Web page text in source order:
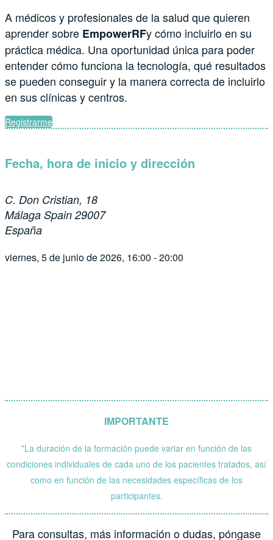
A médicos y profesionales de la salud que quieren
aprender sobre EmpowerRFy cómo incluirlo en su
práctica médica. Una oportunidad única para poder
entender cómo funciona la tecnología, qué resultados
se pueden conseguir y la manera correcta de incluirlo
en sus clínicas y centros.
Registrarme
Fecha, hora de inicio y dirección
C. Don Cristian, 18
Málaga Spain 29007
España
viernes, 5 de junio de 2026, 16:00 - 20:00
IMPORTANTE
*La duración de la formación puede variar en función de las
condiciones individuales de cada uno de los pacientes tratados, así
como en función de las necesidades específicas de los
participantes.
Para consultas, más información o dudas, póngase